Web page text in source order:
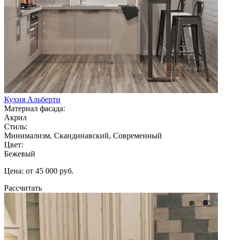
Кухня Альберти
Материал фасада:
Акрил
Стиль:
Минимализм, Скандинавский, Современный
Цвет:
Бежевый
Цена: от 45 000 руб.
Рассчитать